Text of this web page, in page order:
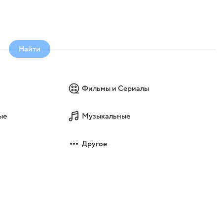
Найти
Фильмы и Сериалы
Музыкальные
Другое